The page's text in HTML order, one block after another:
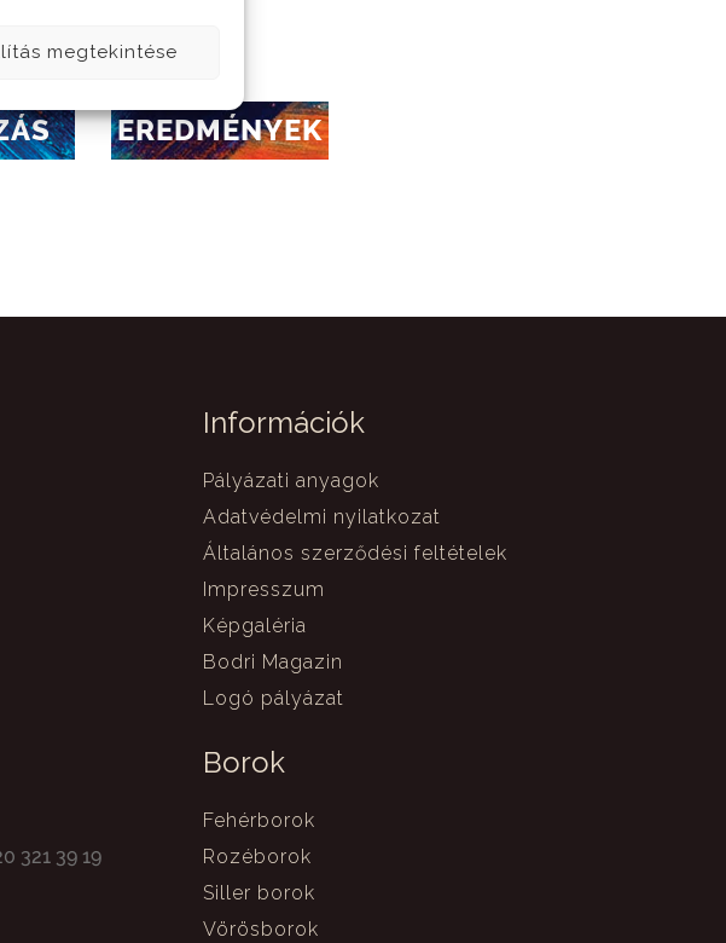
megtekintése
EREDMÉNYEK
321 39 19
Információk
Pályázati anyagok
Adatvédelmi nyilatkozat
Általános szerződési feltételek
Impresszum
Képgaléria
Bodri Magazin
Logó pályázat
Borok
Fehérborok
Rozéborok
Siller borok
Vörösborok